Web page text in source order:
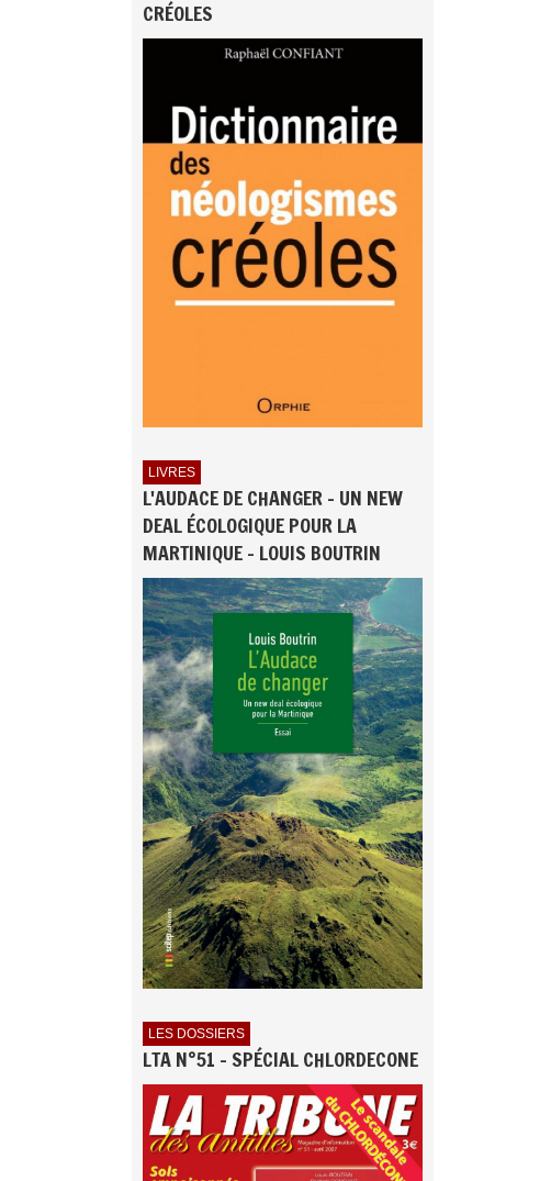
CRÉOLES
LIVRES
L'AUDACE DE CHANGER - UN NEW
DEAL ÉCOLOGIQUE POUR LA
MARTINIQUE - LOUIS BOUTRIN
LES DOSSIERS
LTA N°51 - SPÉCIAL CHLORDECONE